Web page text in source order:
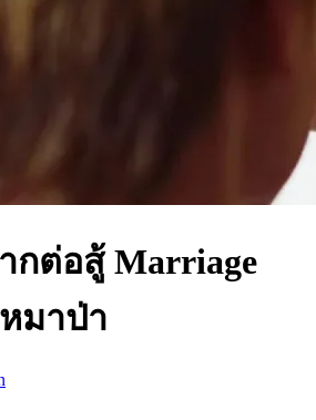
กต่อสู้ Marriage
มาป่า